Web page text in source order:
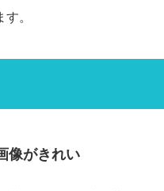
。
像がきれい